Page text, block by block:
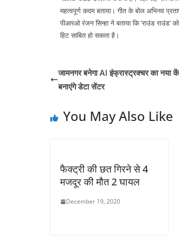
महत्वपूर्ण कदम बताया। गीत के बोल अभिनव
पीआरओ रंजन सिन्हा ने बताया कि ‘राउंड
हिट साबित हो सकता है।
जामनगर बनेगा AI इंफ्रास्ट्रक्चर का नया
बनाएंगे डेटा सेंटर
You May Also Like
फैक्ट्री की छत गिरने से 4
मजदूर की मौत 2 घायल
December 19, 2020